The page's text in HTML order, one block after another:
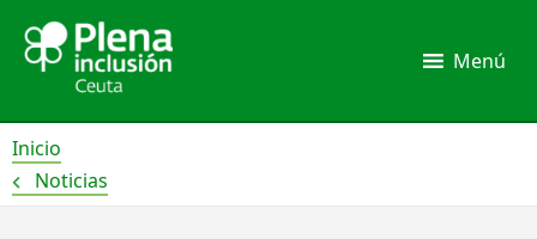
contenido
Menú
Inicio
Noticias